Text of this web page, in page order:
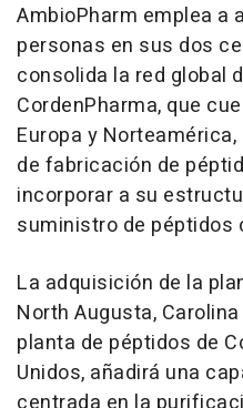
AmbioPharm emplea a
personas en sus dos
consolida la red global
CordenPharma, que
Europa y
de fabricación de
incorporar a su
suministro de péptidos
La adquisición de la
North Augusta,
planta de péptidos de
Unidos, añadirá una